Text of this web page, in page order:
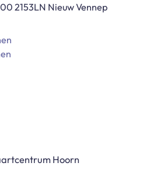
2153LN Nieuw Vennep
Hoorn